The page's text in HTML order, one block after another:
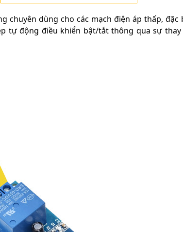
chuyên dùng cho các mạch điện áp thấp, đặc
tự động điều khiển bật/tắt thông qua sự